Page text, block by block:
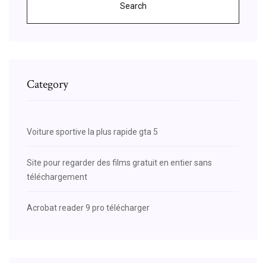
Search
Category
Voiture sportive la plus rapide gta 5
Site pour regarder des films gratuit en entier sans
téléchargement
Acrobat reader 9 pro télécharger